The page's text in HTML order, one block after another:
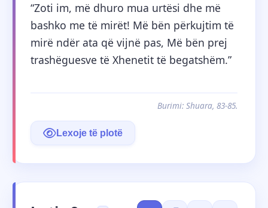
“Zoti im, më dhuro mua urtësi dhe më
bashko me të mirët! Më bën përkujtim të
mirë ndër ata që vijnë pas, Më bën prej
trashëguesve të Xhenetit të begatshëm.”
Burimi: Shuara, 83-85.
Lexoje të plotë